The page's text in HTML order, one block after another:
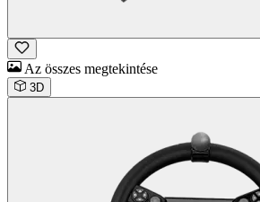
Az összes megtekintése
3D